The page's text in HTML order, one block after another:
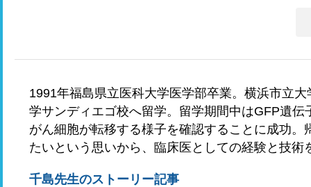
1991年福島県立医科大学医学部卒業。横浜市立
学サンディエゴ校へ留学。留学期間中はGFP遺
がん細胞が転移する様子を確認することに成功
たいという思いから、臨床医としての経験と技術
千島先生のストーリー記事